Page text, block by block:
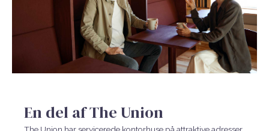
En del af The Union